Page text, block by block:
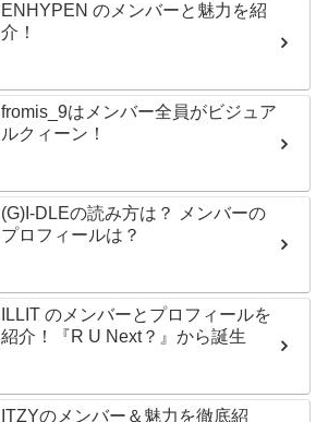
ENHYPEN のメンバーと魅力を紹
介！
fromis_9はメンバー全員がビジュア
ルクィーン！
(G)I-DLEの読み方は？ メンバーの
プロフィールは？
ILLIT のメンバーとプロフィールを
紹介！『R U Next？』から誕生
ITZYのメンバー＆魅力を徹底紹